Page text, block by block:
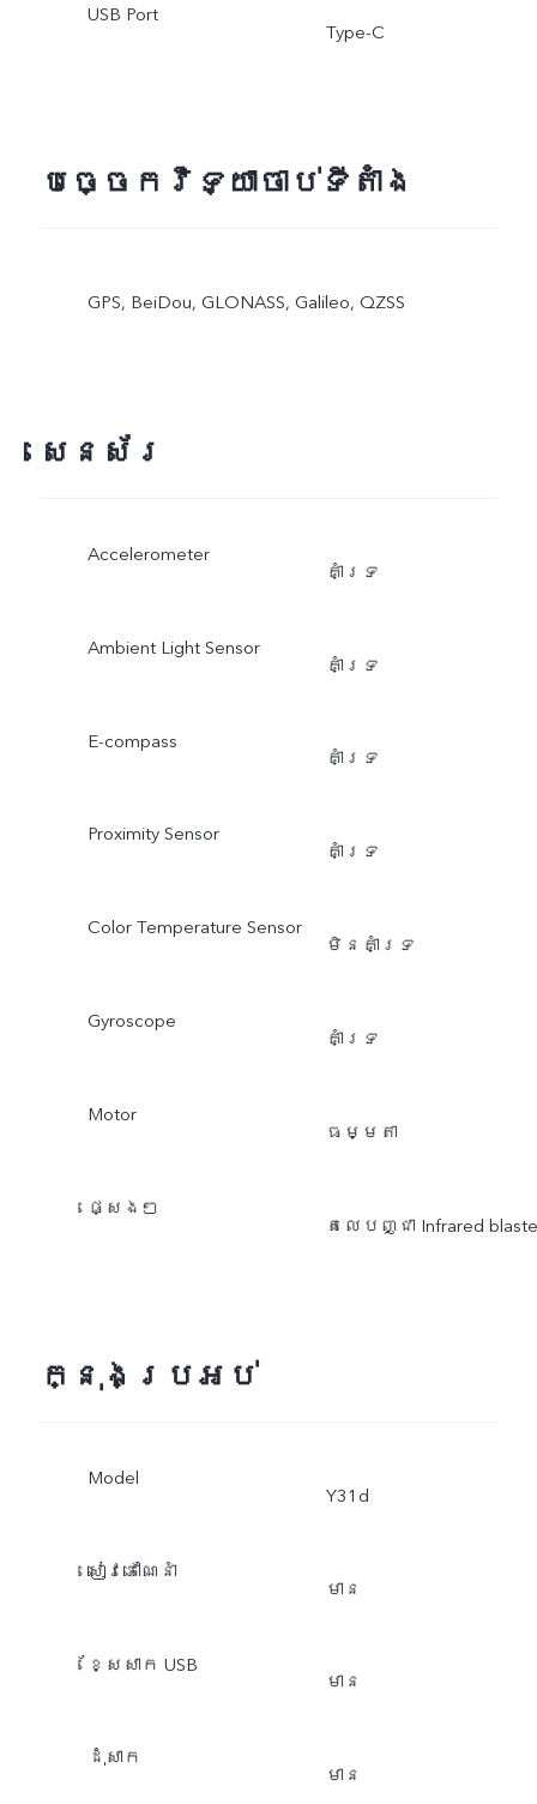
USB Port
Type-C
បច្ចេកវិទ្យាចាប់ទីតាំង
GPS, BeiDou, GLONASS, Galileo, QZSS
សេនស័រ
Accelerometer
គាំទ្រ
Ambient Light Sensor
គាំទ្រ
E-compass
គាំទ្រ
Proximity Sensor
គាំទ្រ
Color Temperature Sensor
មិនគាំទ្រ
Gyroscope
គាំទ្រ
Motor
ធម្មតា
ផ្សេងៗ
តេលេបញ្ជា Infrared
ក្នុងប្រអប់
Model
Y31d
​សៀវភៅណែនាំ
មាន
ខ្សែសាក USB
មាន
ដុំសាក
មាន